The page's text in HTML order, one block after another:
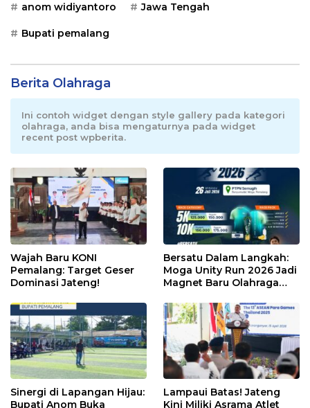
anom widiyantoro Jawa Tengah
Bupati pemalang
Berita Olahraga
Ini contoh widget dengan style gallery pada kategori
olahraga, anda bisa mengaturnya pada widget
recent post wpberita.
Wajah Baru KONI
Pemalang: Target Geser
Dominasi Jateng!
Bersatu Dalam Langkah:
Moga Unity Run 2026 Jadi
Magnet Baru Olahraga
Sinergi di Lapangan Hijau:
Bupati Anom Buka
Lampaui Batas! Jateng
Kini Miliki Asrama Atlet